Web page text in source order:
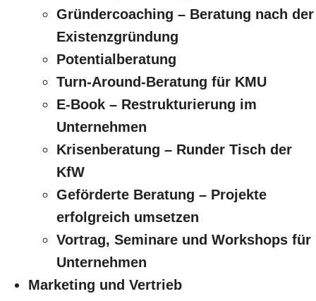
Gründercoaching – Beratung nach der
Existenzgründung
Potentialberatung
Turn-Around-Beratung für KMU
E-Book – Restrukturierung im
Unternehmen
Krisenberatung – Runder Tisch der
KfW
Geförderte Beratung – Projekte
erfolgreich umsetzen
Vortrag, Seminare und Workshops für
Unternehmen
Marketing und Vertrieb